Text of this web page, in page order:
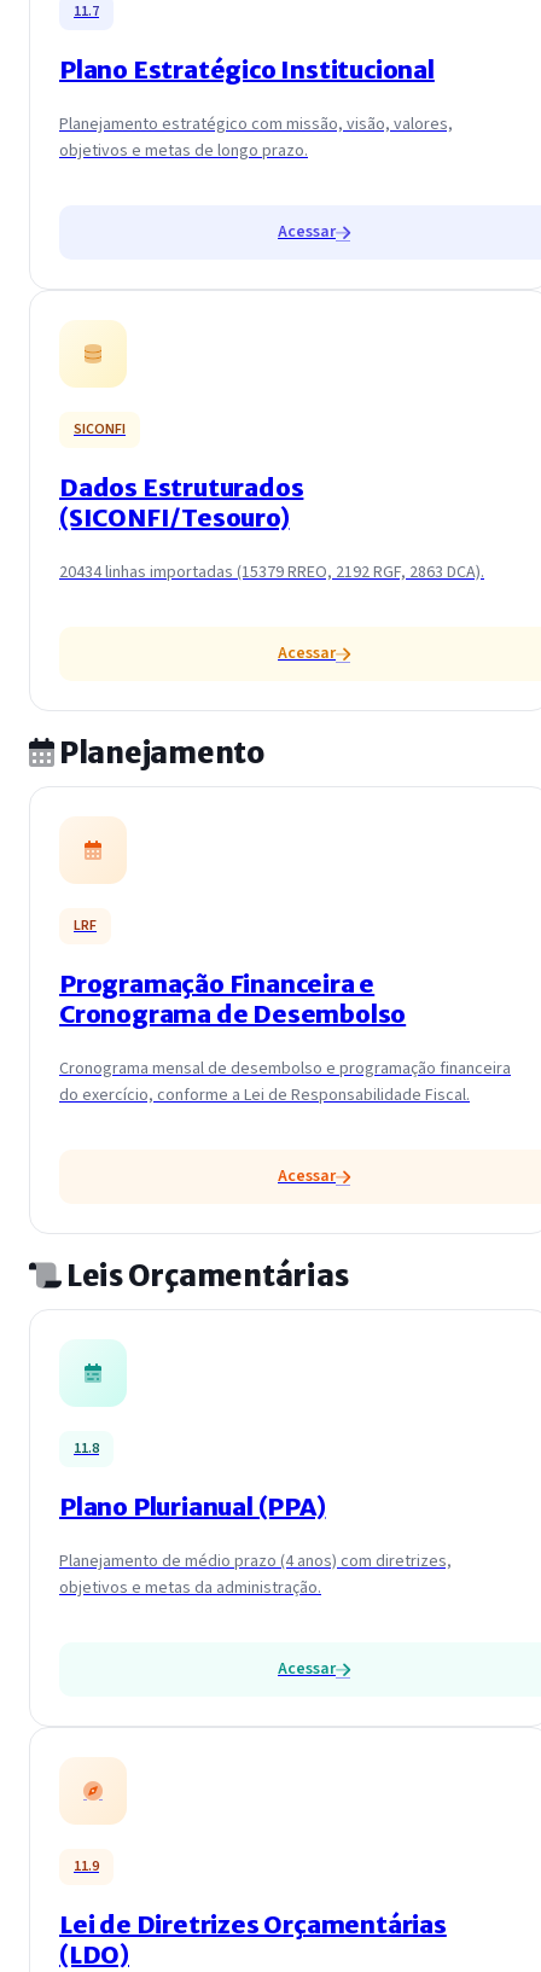
11.7
Plano Estratégico Institucional
Planejamento estratégico com missão, visão, valores,
objetivos e metas de longo prazo.
Acessar
SICONFI
Dados Estruturados
(SICONFI/Tesouro)
20434 linhas importadas (15379 RREO, 2192 RGF, 2863 DCA).
Acessar
Planejamento
LRF
Programação Financeira e
Cronograma de Desembolso
Cronograma mensal de desembolso e programação financeira
do exercício, conforme a Lei de Responsabilidade Fiscal.
Acessar
Leis Orçamentárias
11.8
Plano Plurianual (PPA)
Planejamento de médio prazo (4 anos) com diretrizes,
objetivos e metas da administração.
Acessar
11.9
Lei de Diretrizes Orçamentárias
(LDO)